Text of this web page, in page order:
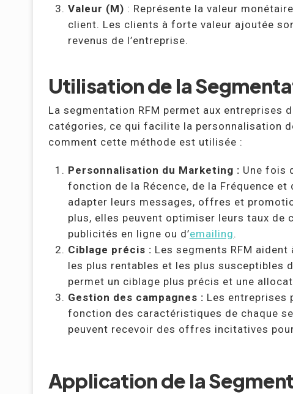
Valeur (M) : Représente la valeur
client. Les clients à forte valeur ajoutée
revenus de l’entreprise.
Utilisation de la
La segmentation RFM permet aux
catégories, ce qui facilite la personnalisation
comment cette méthode est utilisée :
Personnalisation du Marketing : Une fois
fonction de la Récence, de la Fréquence
adapter leurs messages, offres et
plus, elles peuvent optimiser leurs taux de
publicités en ligne ou d’emailing.
Ciblage précis : Les segments RFM
les plus rentables et les plus susceptibles
permet un ciblage plus précis et une
Gestion des campagnes : Les entreprises
fonction des caractéristiques de chaque
peuvent recevoir des offres incitatives
Application de la